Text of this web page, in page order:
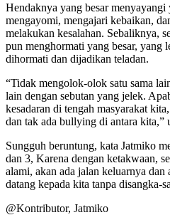
Hendaknya yang besar
mengayomi, mengajari kebaikan,
melakukan kesalahan. Sebaliknya,
pun menghormati yang besar, yang
dihormati dan dijadikan teladan.
“Tidak mengolok-olok satu sama
lain dengan sebutan yang jelek.
kesadaran di tengah masyarakat
dan tak ada bullying di antara kita,”
Sungguh beruntung, kata Jatmiko
dan 3, Karena dengan ketakwaan,
alami, akan ada jalan keluarnya dan
datang kepada kita tanpa disangka-
@Kontributor, Jatmiko